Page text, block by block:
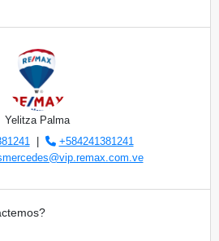
Yelitza Palma
|
+584241381241